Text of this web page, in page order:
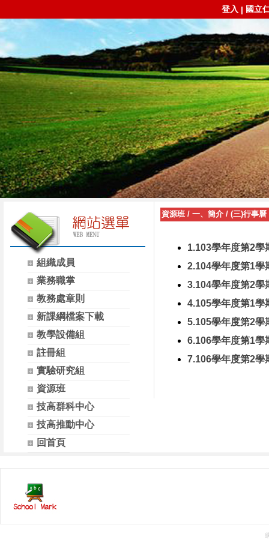
登入 | 國立
組織成員
業務職掌
教務處章則
新課綱檔案下載
教學設備組
註冊組
實驗研究組
資源班
技高群科中心
技高推動中心
回首頁
資源班 / 一、簡介 / (三)行事曆
1.103學年度第2學
2.104學年度第1學
3.104學年度第2學
4.105學年度第1學
5.105學年度第2學
6.106學年度第1學
7.106學年度第2學